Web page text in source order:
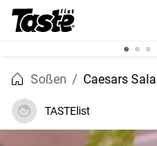
Soßen Caesars
TASTElist